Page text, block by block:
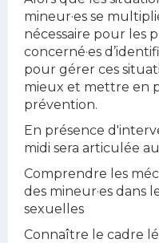
mineur·es se
nécessaire pour les
concerné·es
pour gérer ces
mieux et mettre en
prévention.
En présence
midi sera articulée
Comprendre les
des mineur·es dans
sexuelles
Connaître le cadre